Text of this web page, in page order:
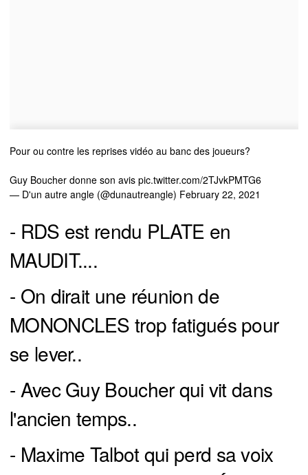
Pour ou contre les reprises vidéo au banc des joueurs?
Guy Boucher donne son avis pic.twitter.com/2TJvkPMTG6
— D'un autre angle (@dunautreangle) February 22, 2021
- RDS est rendu PLATE en
MAUDIT....
- On dirait une réunion de
MONONCLES trop fatigués pour
se lever..
- Avec Guy Boucher qui vit dans
l'ancien temps..
- Maxime Talbot qui perd sa voix